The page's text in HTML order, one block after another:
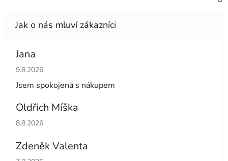
Jana
Hodnocení obchodu je 5 z 5 hvězdiček.
9.8.2026
Jsem spokojená s nákupem
Oldřich Míška
Hodnocení obchodu je 5 z 5 hvězdiček.
8.8.2026
Zdeněk Valenta